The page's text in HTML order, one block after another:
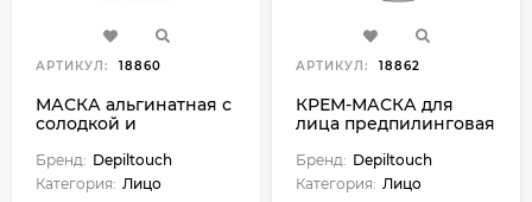
АРТИКУЛ: 18860
МАСКА альгинатная с
солодкой и
экстрактом ним - 30 г
Бренд: Depiltouch
Категория: Лицо
АРТИКУЛ: 18862
КРЕМ-МАСКА для
лица предпилинговая
энзимами - 100 мл
Бренд: Depiltouch
Категория: Лицо